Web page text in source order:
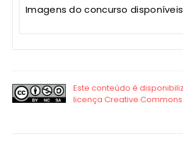
Imagens do concurso disponíveis